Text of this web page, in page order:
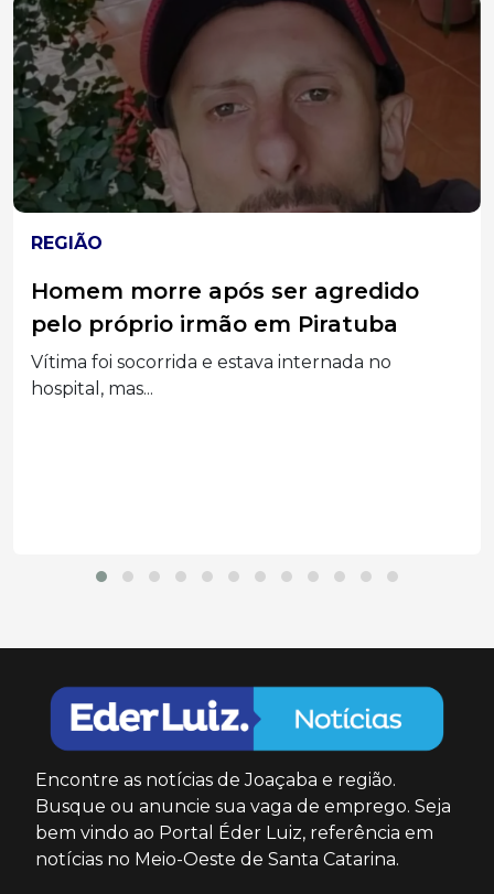
REGIÃO
Morador de Caçador vira réu por
injúria racial após ofender médico
durante atendimento em UPA
Ministério Público denunciou paciente por
Encontre as notícias de Joaçaba e região.
Busque ou anuncie sua vaga de emprego. Seja
bem vindo ao Portal Éder Luiz, referência em
notícias no Meio-Oeste de Santa Catarina.